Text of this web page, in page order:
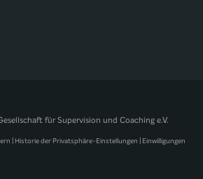
für Supervision und Coaching e.V.
| Historie der Privatsphäre-Einstellungen | Einwilligungen